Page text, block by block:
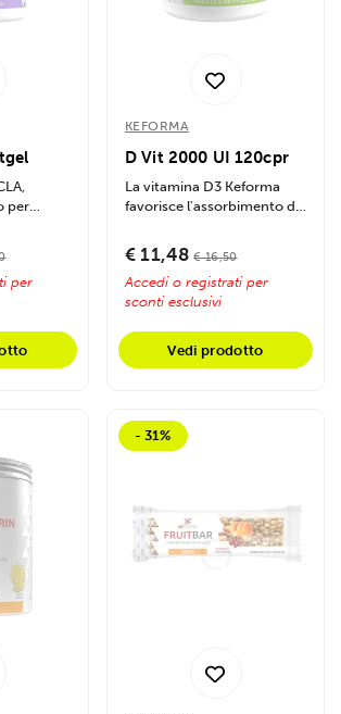
per
per
KEFORMA
D Vit 2000 UI 120cpr
La vitamina D3 Keforma
favorisce l'assorbimento del
€ 11,48 € 16,50
Accedi o registrati per
sconti esclusivi
Vedi prodotto
- 31%